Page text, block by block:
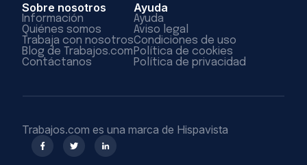
Sobre nosotros
Información
Quiénes somos
Trabaja con nosotros
Blog de Trabajos.com
Contáctanos
Ayuda
Ayuda
Aviso legal
Condiciones de uso
Política de cookies
Política de privacidad
Trabajos.com es una marca de Hispavista